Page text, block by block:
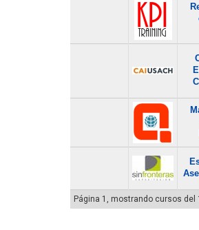
Página 1, mostrando cursos del